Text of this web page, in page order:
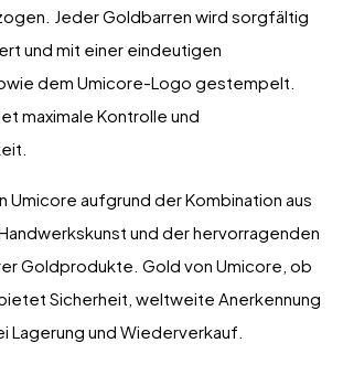
Jeder Goldbarren wird sorgfältig
und mit einer eindeutigen
dem Umicore-Logo gestempelt.
maximale Kontrolle und
Umicore aufgrund der Kombination aus
und der hervorragenden
Goldprodukte. Gold von Umicore, ob
Sicherheit, weltweite Anerkennung
Lagerung und Wiederverkauf.